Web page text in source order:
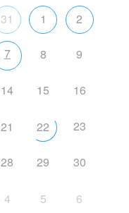
31 1 2
7 8 9
14 15 16
21 22 23
28 29 30
4 5 6